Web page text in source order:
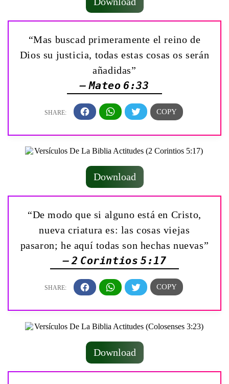
“Mas buscad primeramente el reino de
Dios su justicia, todas estas cosas os serán
añadidas”
— Mateo 6:33
Download
“De modo que si alguno está en Cristo,
nueva criatura es: las cosas viejas
pasaron; he aquí todas son hechas nuevas”
— 2 Corintios 5:17
Download